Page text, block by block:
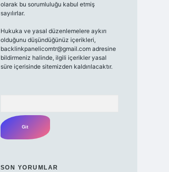
olarak bu sorumluluğu kabul etmiş
sayılırlar.
Hukuka ve yasal düzenlemelere aykırı
olduğunu düşündüğünüz içerikleri,
backlinkpanelicomtr@gmail.comadresine
bildirmeniz halinde, ilgili içerikler yasal
süre içerisinde sitemizden kaldırılacaktır.
SON YORUMLAR